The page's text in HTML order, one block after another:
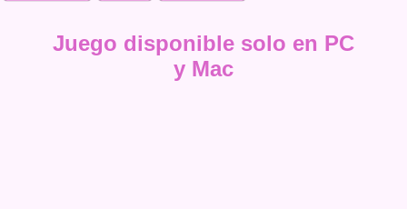
Juego disponible solo en PC
y Mac